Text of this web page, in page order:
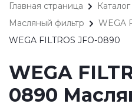
Главная страница
Масляный фильтр
WEGA
WEGA FILTROS JFO-0890
WEGA
0890